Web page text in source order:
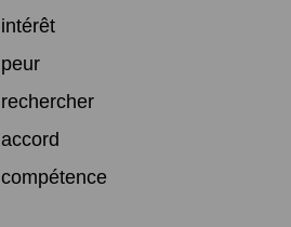
intérêt
peur
rechercher
accord
compétence